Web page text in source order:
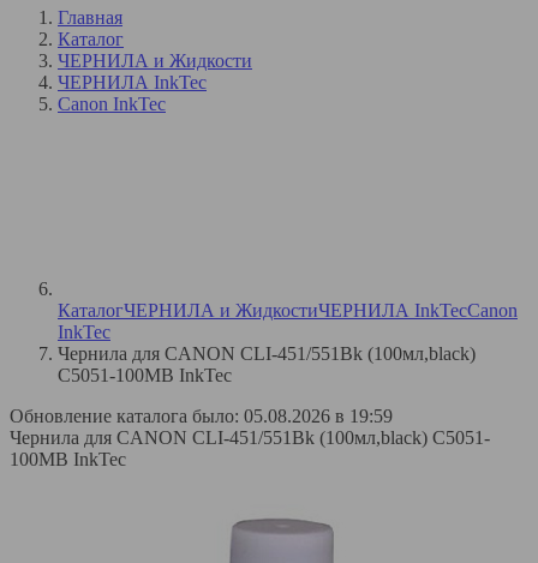
Главная
Каталог
ЧЕРНИЛА и Жидкости
ЧЕРНИЛА InkTec
Canon InkTec
КаталогЧЕРНИЛА и ЖидкостиЧЕРНИЛА InkTecCanon
InkTec
Чернила для CANON CLI-451/551Bk (100мл,black)
C5051-100MB InkTec
Обновление каталога было: 05.08.2026 в 19:59
Чернила для CANON CLI-451/551Bk (100мл,black) C5051-
100MB InkTec